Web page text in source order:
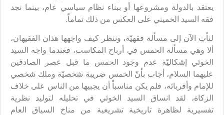
يعتقد بالدولة ومشروعها أو ببناء نظام سياسي عام، بينما نجد
فقه السيد الخميني على العكس من ذلك تماماً.
لنأتِ الآن إلى مسألة فقهيّة، وننظر كيف واجهها هذان الفقيهان،
ألا وهي مسألة الخمس في أرباح المكاسب، فعندما واجه السيد
الخوئي إشكاليّة عدم وجود الخمس ما قبل عصر الصادقَين
عليهما السلام، أجاب بأنّ الخمس ضريبة شخصيّة وملك شخصي
للإمام وأقربائه، فلم يكن مناسباً أن يجبيها من الناس على خلاف
الزكاة، لقد انساق السيد الخوئي في تحليله لتوليد نظرية
تفسيرية لظاهرة تاريخية تشريعية من مناخ السياق العام